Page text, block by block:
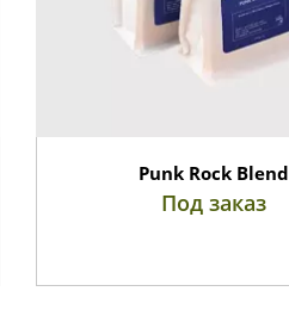
Punk Rock Blend
Под заказ